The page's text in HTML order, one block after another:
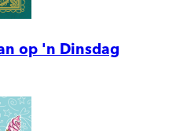
op 'n Dinsdag